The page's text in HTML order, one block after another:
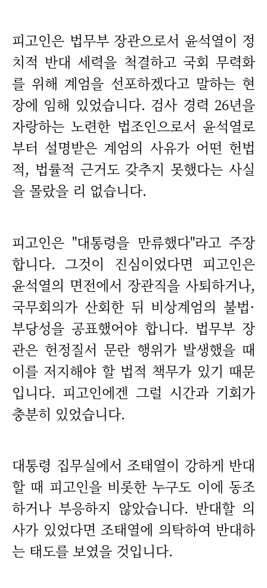
피고인은 법무부 장관으로서 윤석열이 정
치적 반대 세력을 척결하고 국회 무력화
를 위해 계엄을 선포하겠다고 말하는 현
장에 임해 있었습니다. 검사 경력 26년을
자랑하는 노련한 법조인으로서 윤석열로
부터 설명받은 계엄의 사유가 어떤 헌법
적, 법률적 근거도 갖추지 못했다는 사실
을 몰랐을 리 없습니다.
피고인은 "대통령을 만류했다"라고 주장
합니다. 그것이 진심이었다면 피고인은
윤석열의 면전에서 장관직을 사퇴하거나,
국무회의가 산회한 뒤 비상계엄의 불법·
부당성을 공표했어야 합니다. 법무부 장
관은 헌정질서 문란 행위가 발생했을 때
이를 저지해야 할 법적 책무가 있기 때문
입니다. 피고인에겐 그럴 시간과 기회가
충분히 있었습니다.
대통령 집무실에서 조태열이 강하게 반대
할 때 피고인을 비롯한 누구도 이에 동조
하거나 부응하지 않았습니다. 반대할 의
사가 있었다면 조태열에 의탁하여 반대하
는 태도를 보였을 것입니다.